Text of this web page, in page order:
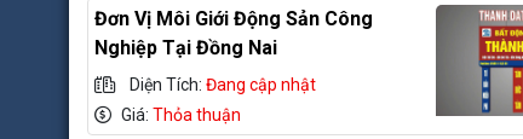
Đơn Vị Môi Giới Động Sản Công
Nghiệp Tại Đồng Nai
Diện Tích: Đang cập nhật
Giá: Thỏa thuận